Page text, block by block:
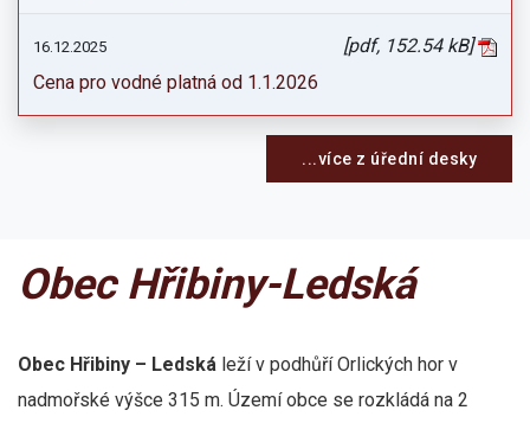
16.12.2025
[pdf, 152.54 kB]
Cena pro vodné platná od 1.1.2026
...více z úřední desky
Obec Hřibiny-Ledská
Obec Hřibiny – Ledská leží v podhůří Orlických hor v
nadmořské výšce 315 m. Území obce se rozkládá na 2